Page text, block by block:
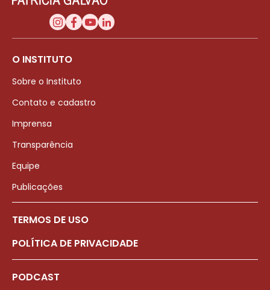
O INSTITUTO
Sobre o Instituto
Contato e cadastro
Imprensa
Transparência
Equipe
Publicações
TERMOS DE USO
POLÍTICA DE PRIVACIDADE
PODCAST